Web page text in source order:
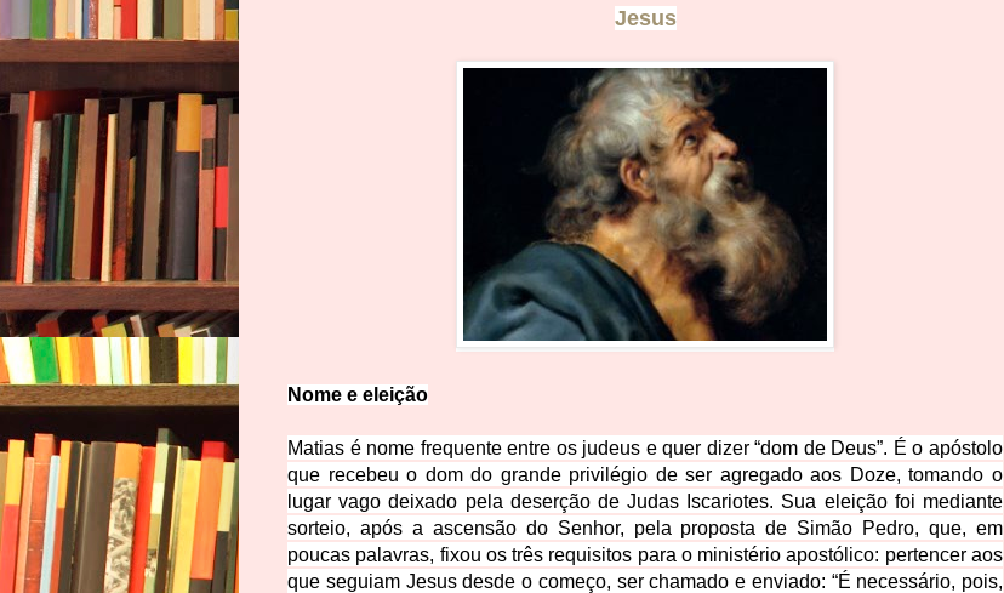
Jesus
Nome e eleição
Matias é nome frequente entre os judeus e quer dizer “dom de Deus”. É o apóstolo
que recebeu o dom do grande privilégio de ser agregado aos Doze, tomando o
lugar vago deixado pela deserção de Judas Iscariotes. Sua eleição foi mediante
sorteio, após a ascensão do Senhor, pela proposta de Simão Pedro, que, em
poucas palavras, fixou os três requisitos para o ministério apostólico: pertencer aos
que seguiam Jesus desde o começo, ser chamado e enviado: “É necessário, pois,